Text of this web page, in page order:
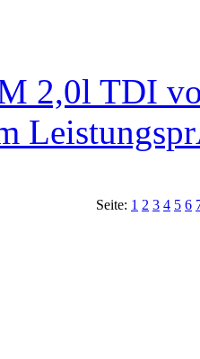
2,0l TDI
Seite: 1 2 3 4 5 6